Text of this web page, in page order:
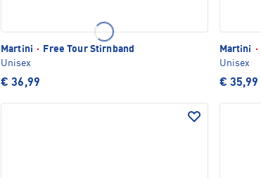
Martini ·
Free Tour Stirnband
Unisex
€ 36,99
Martini ·
Unisex
€ 35,99